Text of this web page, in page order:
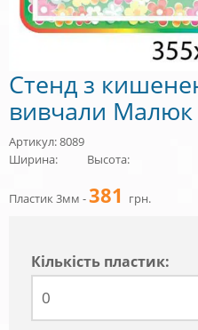
Стенд з
вивчали Малюк
Артикул: 8089
Ширина:
Высота:
Пластик 3мм -381 грн.
Кiлькiсть пластик: